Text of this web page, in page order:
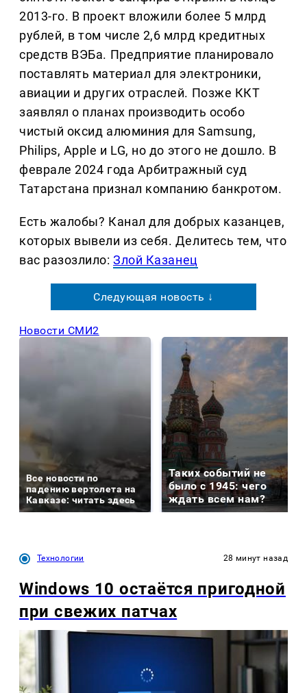
2013-го. В проект вложили более 5 млрд
рублей, в том числе 2,6 млрд кредитных
средств ВЭБа. Предприятие планировало
поставлять материал для электроники,
авиации и других отраслей. Позже ККТ
заявлял о планах производить особо
чистый оксид алюминия для Samsung,
Philips, Apple и LG, но до этого не дошло. В
феврале 2024 года Арбитражный суд
Татарстана признал компанию банкротом.
Есть жалобы? Канал для добрых казанцев,
которых вывели из себя. Делитеcь тем, что
вас разозлило:Злой Казанец
Следующая новость ↓
Новости СМИ2
Все новости по
падению вертолета на
Кавказе: читать здесь
Таких событий не
было с 1945: чего
ждать всем нам?
Технологии 28 минут назад
Windows 10 остаётся пригодной
при свежих патчах